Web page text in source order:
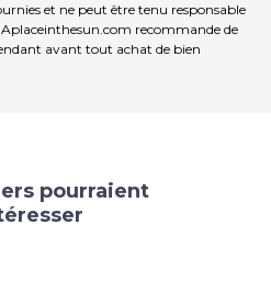
et ne peut être tenu responsable
recommande de
avant tout achat de bien
pourraient